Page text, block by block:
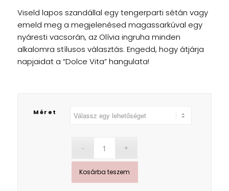
Viseld lapos szandállal egy tengerparti sétán vagy
emeld meg a megjelenésed magassarkúval egy
nyáresti vacsorán, az Olívia ingruha minden
alkalomra stílusos választás. Engedd, hogy átjárja
napjaidat a “Dolce Vita” hangulata!
Méret
Kosárba teszem